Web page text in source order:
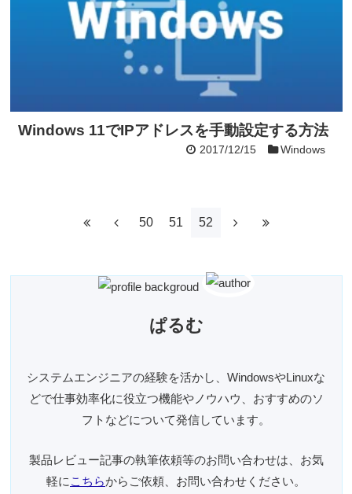
Windows 11でIPアドレスを手動設定する方法
2017/12/15 Windows
50 51 52
ぱるむ
システムエンジニアの経験を活かし、WindowsやLinuxな
どで仕事効率化に役立つ機能やノウハウ、おすすめのソ
フトなどについて発信しています。
製品レビュー記事の執筆依頼等のお問い合わせは、お気
軽に こちらからご依頼、お問い合わせください。